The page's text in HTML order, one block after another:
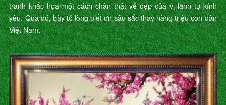
tranh khắc họa một cách chân thật vẻ đẹp của vị lãnh tụ kính
yêu. Qua đó, bày tỏ lòng biết ơn sâu sắc thay hàng triệu con dân
Việt Nam.